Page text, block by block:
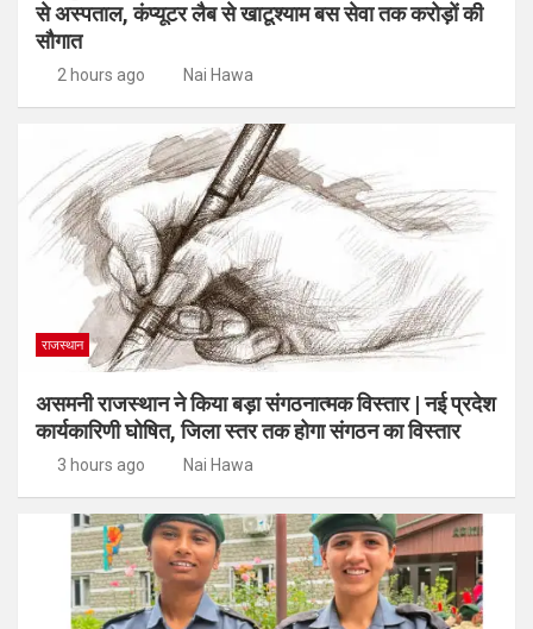
से अस्पताल, कंप्यूटर लैब से खाटूश्याम बस सेवा तक करोड़ों की
सौगात
2 hours ago Nai Hawa
राजस्थान
असमनी राजस्थान ने किया बड़ा संगठनात्मक विस्तार | नई प्रदेश
कार्यकारिणी घोषित, जिला स्तर तक होगा संगठन का विस्तार
3 hours ago Nai Hawa